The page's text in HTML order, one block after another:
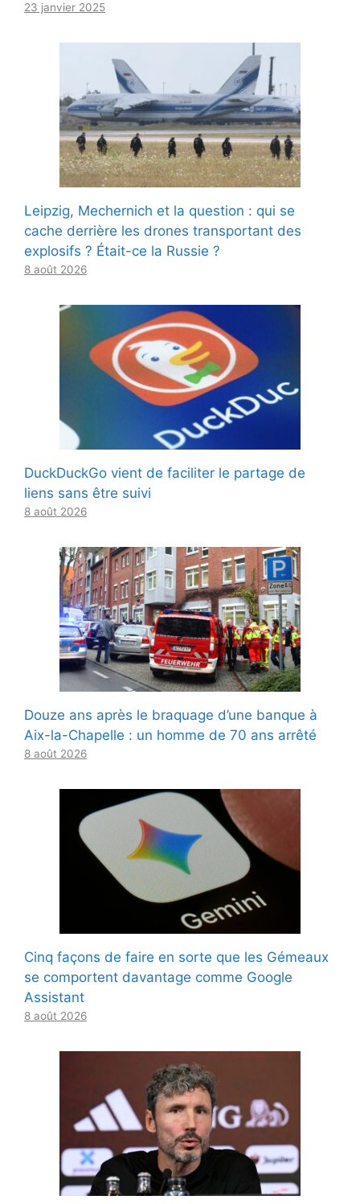
23 janvier 2025
Leipzig, Mechernich et la question : qui se
cache derrière les drones transportant des
explosifs ? Était-ce la Russie ?
8 août 2026
DuckDuckGo vient de faciliter le partage de
liens sans être suivi
8 août 2026
Douze ans après le braquage d’une banque à
Aix-la-Chapelle : un homme de 70 ans arrêté
8 août 2026
Cinq façons de faire en sorte que les Gémeaux
se comportent davantage comme Google
Assistant
8 août 2026